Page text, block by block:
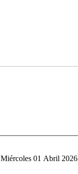
Miércoles 01 Abril 2026